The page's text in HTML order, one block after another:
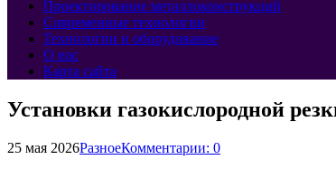
Проектирование металлоконструкций
Современные технологии
Технологии и оборудование
О нас
Карта сайта
Установки газокислородной
25 мая 2026РазноеКомментарии: 0